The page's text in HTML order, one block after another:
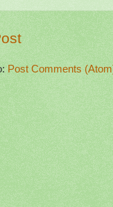
Post Comments